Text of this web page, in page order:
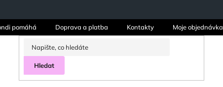
pomáhá Doprava a platba Kontakty Moje objednávka
Hledat